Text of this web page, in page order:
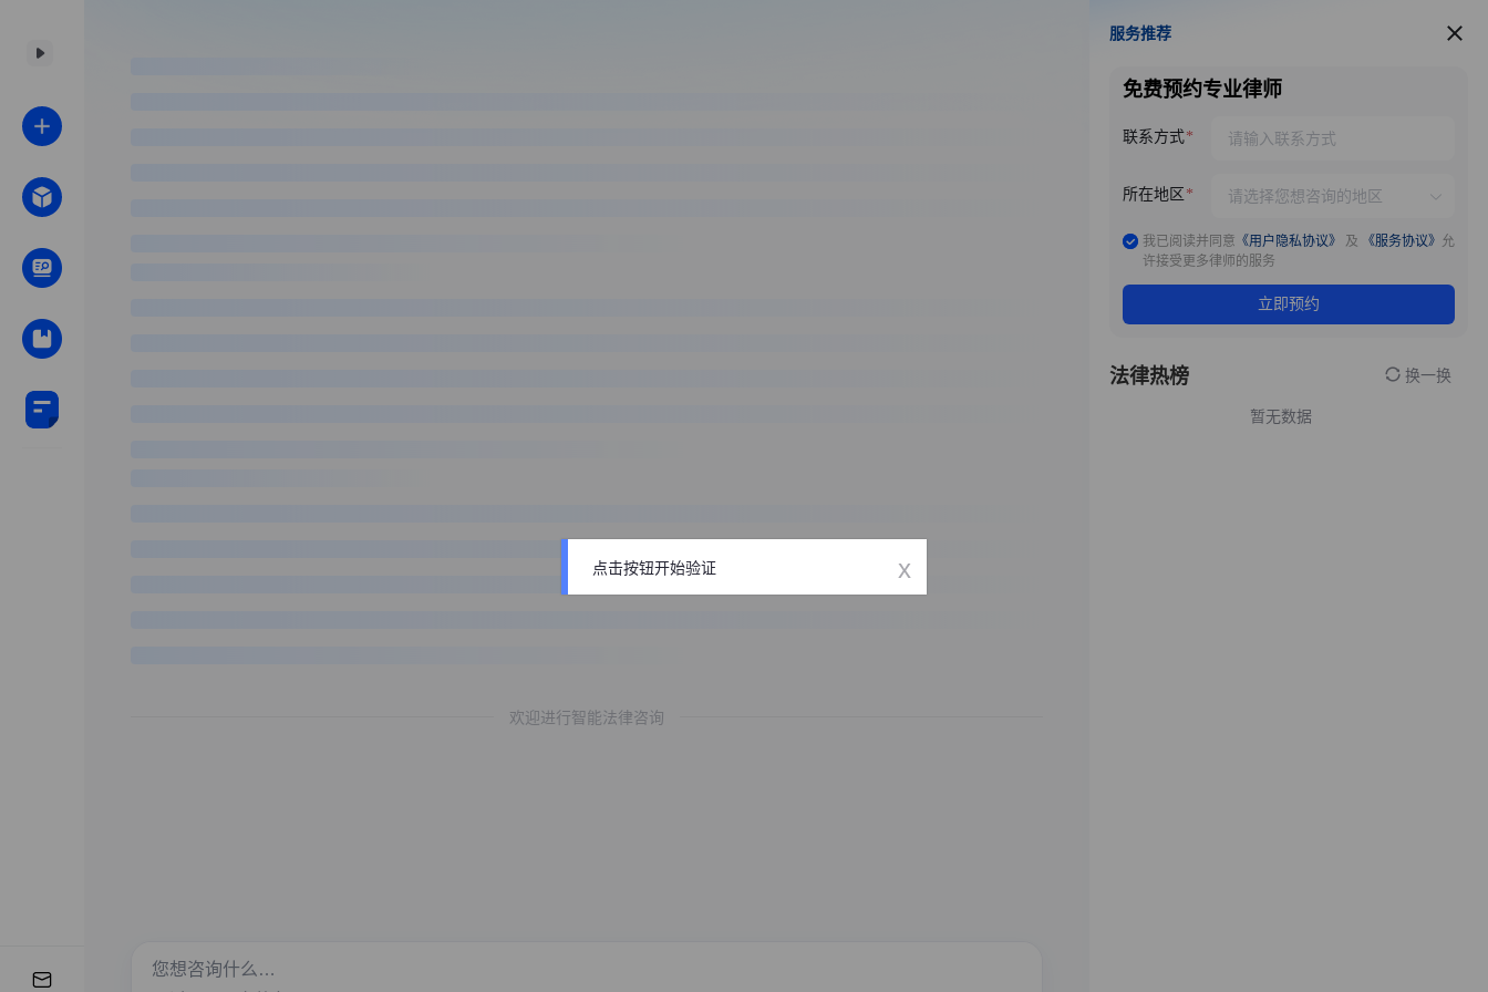
欢迎进行智能法律咨询
服务推荐
服务推荐
免费预约专业律师
联系方式
所在地区
我已阅读并同意 《用户隐私协议》 及 《服务协议》 允
许接受更多律师的服务
立即预约
法律热榜 换一换
暂无数据
点击按钮开始验证 x